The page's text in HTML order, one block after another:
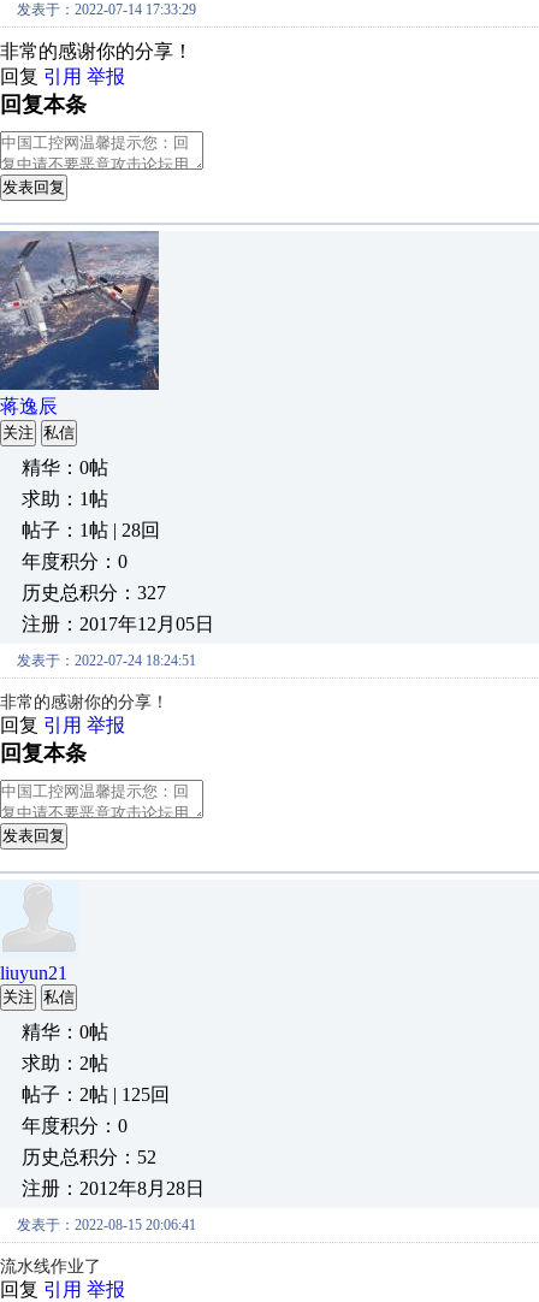
发表于：2022-07-14 17:33:29
非常的感谢你的分享！
回复 引用 举报
回复本条
发表回复
蒋逸辰
关注 私信
精华：0帖
求助：1帖
帖子：1帖 | 28回
年度积分：0
历史总积分：327
注册：2017年12月05日
发表于：2022-07-24 18:24:51
非常的感谢你的分享！
回复 引用 举报
回复本条
发表回复
liuyun21
关注 私信
精华：0帖
求助：2帖
帖子：2帖 | 125回
年度积分：0
历史总积分：52
注册：2012年8月28日
发表于：2022-08-15 20:06:41
流水线作业了
回复 引用 举报